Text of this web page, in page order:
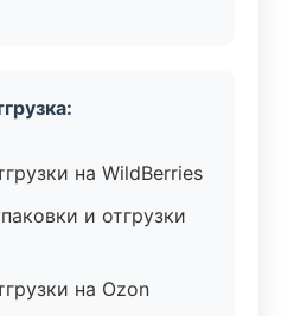
на WildBerries
и отгрузки
на Ozon